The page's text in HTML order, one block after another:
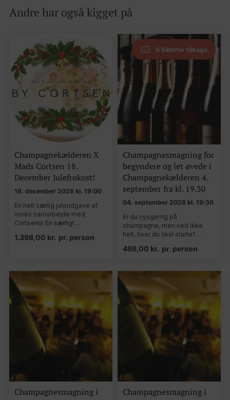
Andre har også kigget på
Champagnekælderen X
Mads Cortsen 18.
December Julefrokost!
18. december 2026 kl. 19:00
En helt særlig juleudgave af
vores samarbejde med
Cortsens! En særligt…
1.398,00 kr. pr. person
Champagnesmagning for
begyndere og let øvede i
Champagnekælderen 4.
september fra kl. 19.30
04. september 2026 kl. 19:30
Er du nysgerrig på
champagne, men ved ikke
helt, hvor du skal starte?…
498,00 kr. pr. person
6 billetter tilbage
Champagnesmagning i
Champagnesmagning i